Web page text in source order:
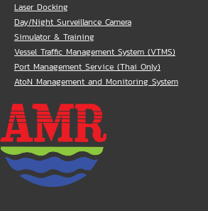
Laser Docking
Day/Night Surveillance Camera
Simulator & Training
Vessel Traffic Management System (VTMS)
Port Management Service (Thai Only)
AtoN Management and Monitoring System